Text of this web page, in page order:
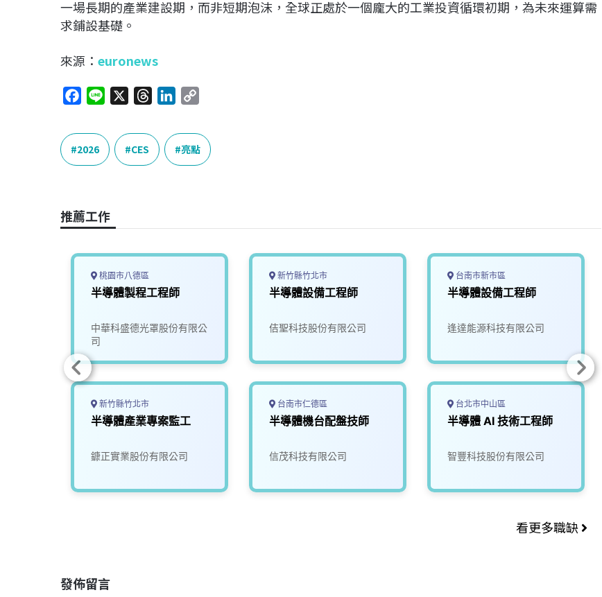
一場長期的產業建設期，而非短期泡沫，全球正處於一個龐大的工業投資循環初期，為未來運算需
求鋪設基礎。
來源： euronews
c
e
b
k
e
r
e
a
n
k
e
p
y
L
2026 CES 亮點
推薦工作
桃園市八德區
半導體製程工程師
中華科盛德光罩股份有限公
司
新竹縣竹北市
半導體產業專案監工
鏮正實業股份有限公司
新竹縣竹北市
半導體設備工程師
佶聖科技股份有限公司
台南市仁德區
半導體機台配盤技師
信茂科技有限公司
台南市新市區
半導體設備工程師
逢達能源科技有限公司
台北市中山區
半導體 AI 技術工程師
智豐科技股份有限公司
看更多職缺
發佈留言